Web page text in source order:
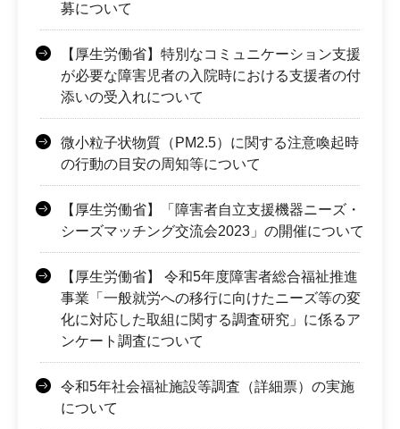
募について
【厚生労働省】特別なコミュニケーション支援
が必要な障害児者の入院時における支援者の付
添いの受入れについて
微小粒子状物質（PM2.5）に関する注意喚起時
の行動の目安の周知等について
【厚生労働省】「障害者自立支援機器ニーズ・
シーズマッチング交流会2023」の開催について
【厚生労働省】 令和5年度障害者総合福祉推進
事業「一般就労への移行に向けたニーズ等の変
化に対応した取組に関する調査研究」に係るア
ンケート調査について
令和5年社会福祉施設等調査（詳細票）の実施
について